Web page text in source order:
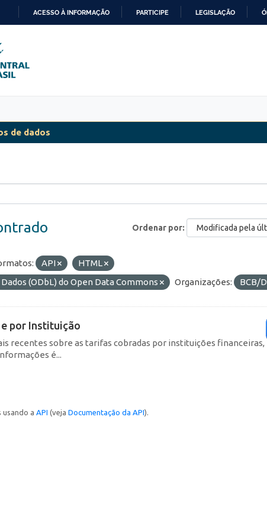
ACESSO À INFORMAÇÃO PARTICIPE LEGISLAÇÃO
de dados
Ordenar por
API
HTML
(ODbL) do Open Data Commons Organizações: BCB/
por Instituição
recentes sobre as tarifas cobradas por instituições
é...
usando a API (veja Documentação da API).